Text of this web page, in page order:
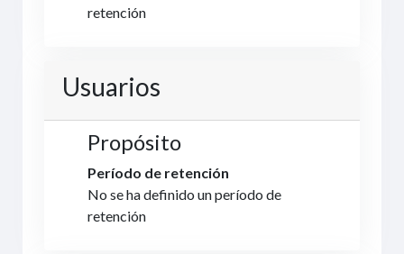
retención
Usuarios
Propósito
Período de retención
No se ha definido un período de
retención